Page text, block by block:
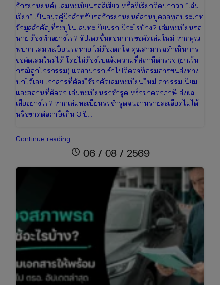
จักรยานยนต์) เล่มทะเบียนรถสีเขียว หรือที่เรียกติดปากว่า “เล่ม
เขียว” เป็นสมุดคู่มือสำหรับรถจักรยานยนต์ส่วนบุคคลทุกประเภท
ข้อมูลสำคัญที่ระบุในเล่มทะเบียนรถ มีอะไรบ้าง? เล่มทะเบียนรถ
หาย ต้องทำอย่างไร? อัปเดตขั้นตอนการขอคัดเล่มใหม่ หากคุณ
พบว่า เล่มทะเบียนรถหาย ไม่ต้องตกใจ คุณสามารถดำเนินการ
ขอคัดเล่มใหม่ได้ โดยไม่ต้องไปแจ้งความที่สถานีตำรวจ (ยกเว้น
กรณีถูกโจรกรรม) แต่สามารถเข้าไปติดต่อที่กรมการขนส่งทาง
บกได้เลย เอกสารที่ต้องใช้ขอคัดเล่มทะเบียนใหม่ ค่าธรรมเนียม
และสถานที่ติดต่อ เล่มทะเบียนรถชำรุด หรือขาดต่อภาษี ส่งผล
เสียอย่างไร? หากเล่มทะเบียนรถชำรุดจนอ่านรายละเอียดไม่ได้
หรือขาดต่อภาษีเกิน 3 ปี…
Continue reading
ทะเบียน
ที่
รถ
ทุก
คน
ต้อง
รู้
schedule 06 / 08 / 2569